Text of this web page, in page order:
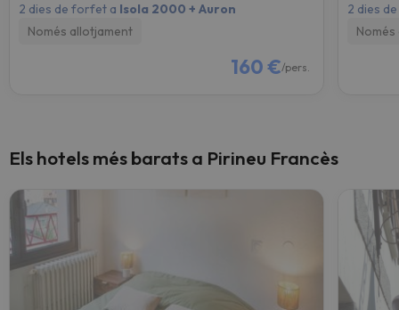
2 dies de forfet a Isola 2000 + Auron
Només allotjament
160 €/pers.
2 dies
Els hotels més barats a Pirineu Francès